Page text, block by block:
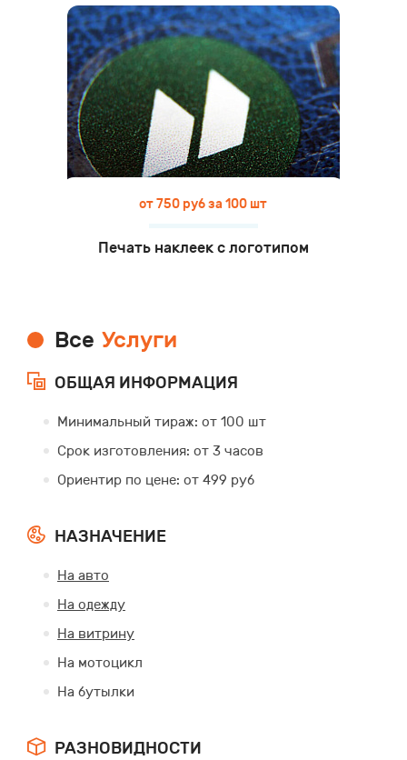
от 750 руб за 100 шт
Печать наклеек с логотипом
Все Услуги
ОБЩАЯ ИНФОРМАЦИЯ
Минимальный тираж: от 100 шт
Срок изготовления: от 3 часов
Ориентир по цене: от 499 руб
НАЗНАЧЕНИЕ
На авто
На одежду
На витрину
На мотоцикл
На бутылки
РАЗНОВИДНОСТИ